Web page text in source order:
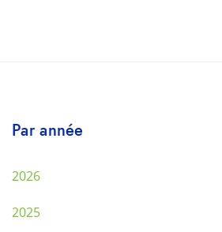
Par année
2026
2025